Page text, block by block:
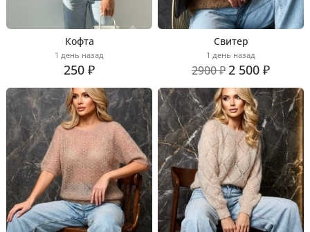
Кофта
1 день назад
250 ₽
Свитер
1 день назад
2900 ₽2 500 ₽